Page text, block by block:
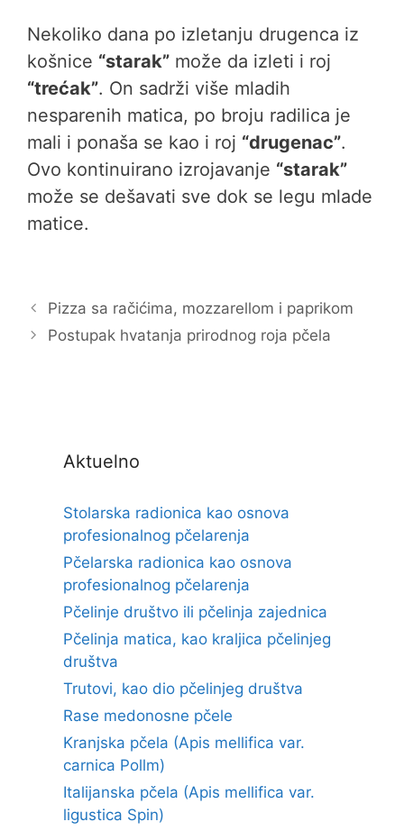
Nekoliko dana po izletanju drugenca iz
košnice “starak” može da izleti i roj
“trećak”. On sadrži više mladih
nesparenih matica, po broju radilica je
mali i ponaša se kao i roj “drugenac”.
Ovo kontinuirano izrojavanje “starak”
može se dešavati sve dok se legu mlade
matice.
Pizza sa račićima, mozzarellom i paprikom
Postupak hvatanja prirodnog roja pčela
Aktuelno
Stolarska radionica kao osnova
profesionalnog pčelarenja
Pčelarska radionica kao osnova
profesionalnog pčelarenja
Pčelinje društvo ili pčelinja zajednica
Pčelinja matica, kao kraljica pčelinjeg
društva
Trutovi, kao dio pčelinjeg društva
Rase medonosne pčele
Kranjska pčela (Apis mellifica var.
carnica Pollm)
Italijanska pčela (Apis mellifica var.
ligustica Spin)